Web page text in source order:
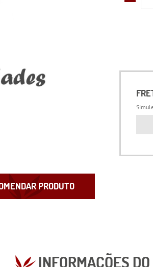
PRODUTO
INFORMAÇÕES